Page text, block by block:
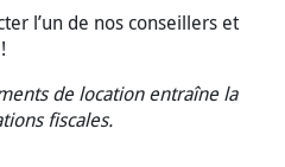
l’un de nos conseillers et
de location entraîne la
fiscales.